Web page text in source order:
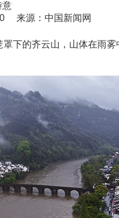
意
来源：中国新闻网
的齐云山，山体在雨雾